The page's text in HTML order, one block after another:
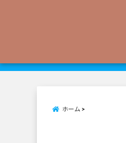
ホーム